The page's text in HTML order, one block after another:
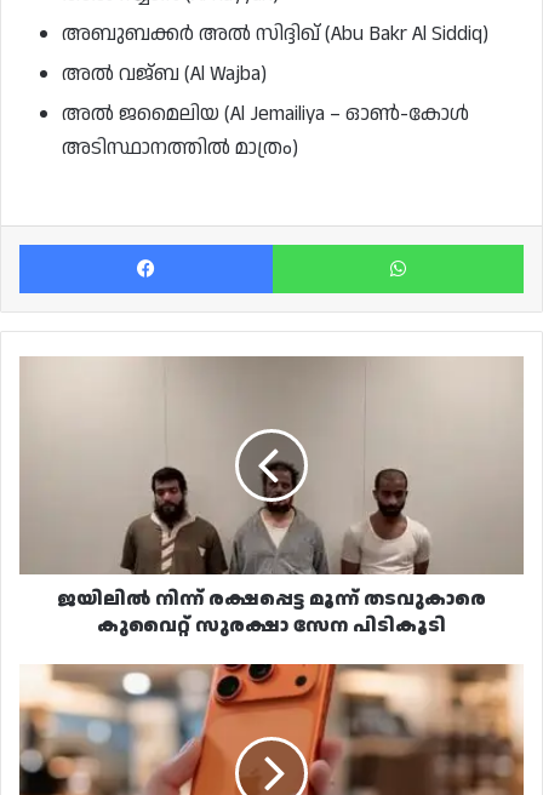
അബുബക്കർ അൽ സിദ്ദിഖ് (Abu Bakr Al Siddiq)
അൽ വജ്ബ (Al Wajba)
അൽ ജമൈലിയ (Al Jemailiya – ഓൺ-കോൾ
അടിസ്ഥാനത്തിൽ മാത്രം)
Facebook
പിടികൂടി
ജയിലിൽ നിന്ന് രക്ഷപ്പെട്ട മൂന്ന് തടവുകാരെ
കുവൈറ്റ് സുരക്ഷാ സേന പിടികൂടി
ഐഫോൺ
ചാർജിങ്
തകരാർ
പരിഹരിക്കാൻ
അടിയന്തിര